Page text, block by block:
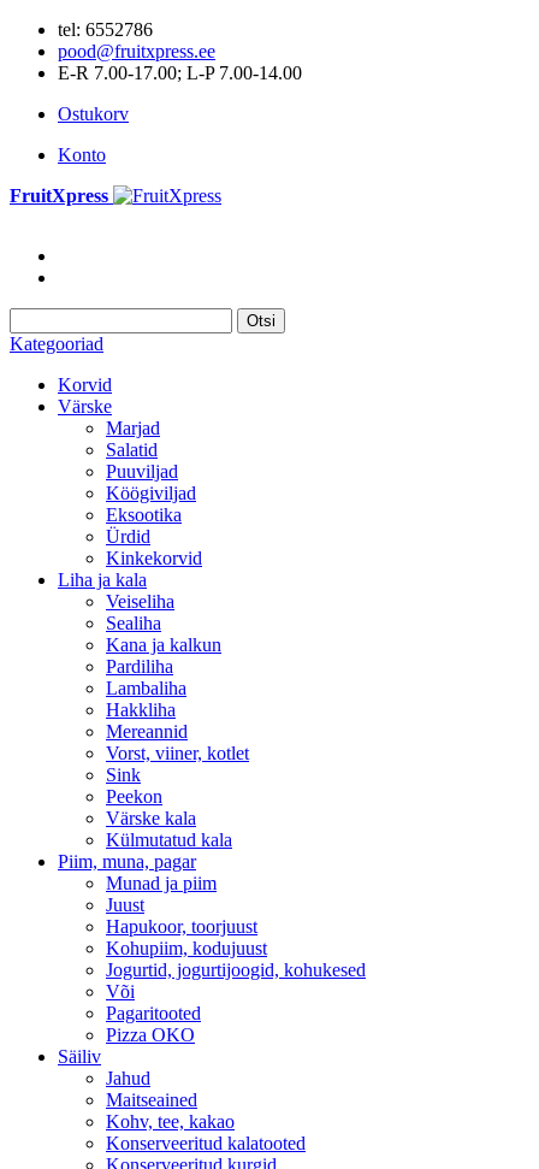
tel: 6552786
pood@fruitxpress.ee
E-R 7.00-17.00; L-P 7.00-14.00
Ostukorv
Konto
FruitXpress
Otsi
Kategooriad
Korvid
Värske
Marjad
Salatid
Puuviljad
Köögiviljad
Eksootika
Ürdid
Kinkekorvid
Liha ja kala
Veiseliha
Sealiha
Kana ja kalkun
Pardiliha
Lambaliha
Hakkliha
Mereannid
Vorst, viiner, kotlet
Sink
Peekon
Värske kala
Külmutatud kala
Piim, muna, pagar
Munad ja piim
Juust
Hapukoor, toorjuust
Kohupiim, kodujuust
Jogurtid, jogurtijoogid, kohukesed
Või
Pagaritooted
Pizza OKO
Säiliv
Jahud
Maitseained
Kohv, tee, kakao
Konserveeritud kalatooted
Konserveeritud kurgid